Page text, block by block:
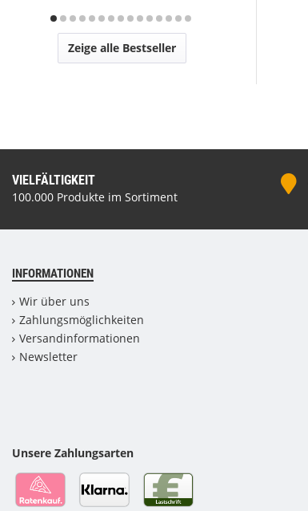
Zeige alle Bestseller
VIELFÄLTIGKEIT
100.000 Produkte im Sortiment
INFORMATIONEN
Wir über uns
Zahlungsmöglichkeiten
Versandinformationen
Newsletter
Unsere Zahlungsarten